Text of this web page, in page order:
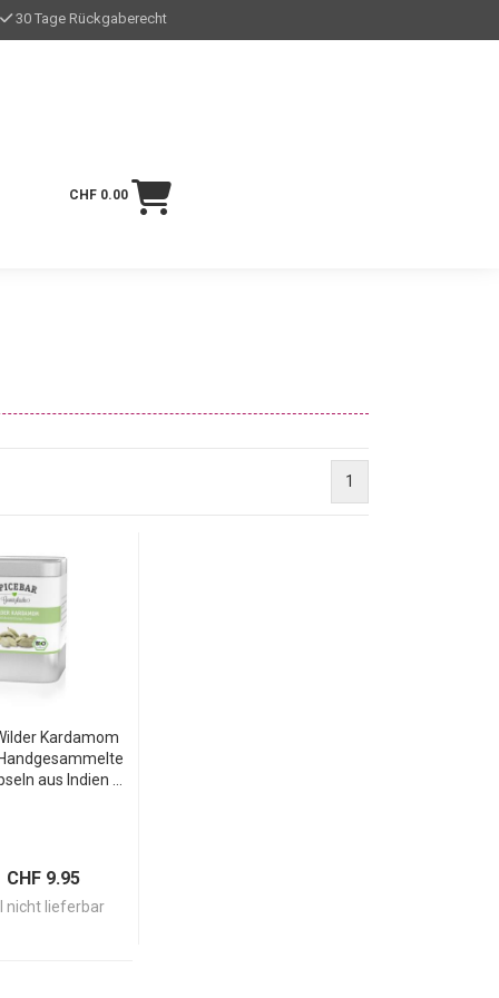
30 Tage Rückgaberecht
CHF 0.00
1
Kardamom
aus Indien -
9.95
nicht lieferbar